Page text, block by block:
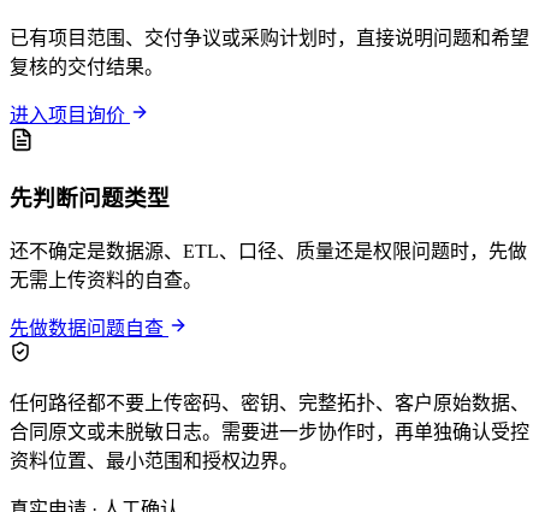
已有项目范围、交付争议或采购计划时，直接说明问题和希望
复核的交付结果。
进入项目询价
先判断问题类型
还不确定是数据源、ETL、口径、质量还是权限问题时，先做
无需上传资料的自查。
先做数据问题自查
任何路径都不要上传密码、密钥、完整拓扑、客户原始数据、
合同原文或未脱敏日志。需要进一步协作时，再单独确认受控
资料位置、最小范围和授权边界。